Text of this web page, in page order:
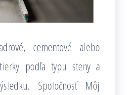
cementové alebo
podľa typu steny a
Spoločnosť Môj